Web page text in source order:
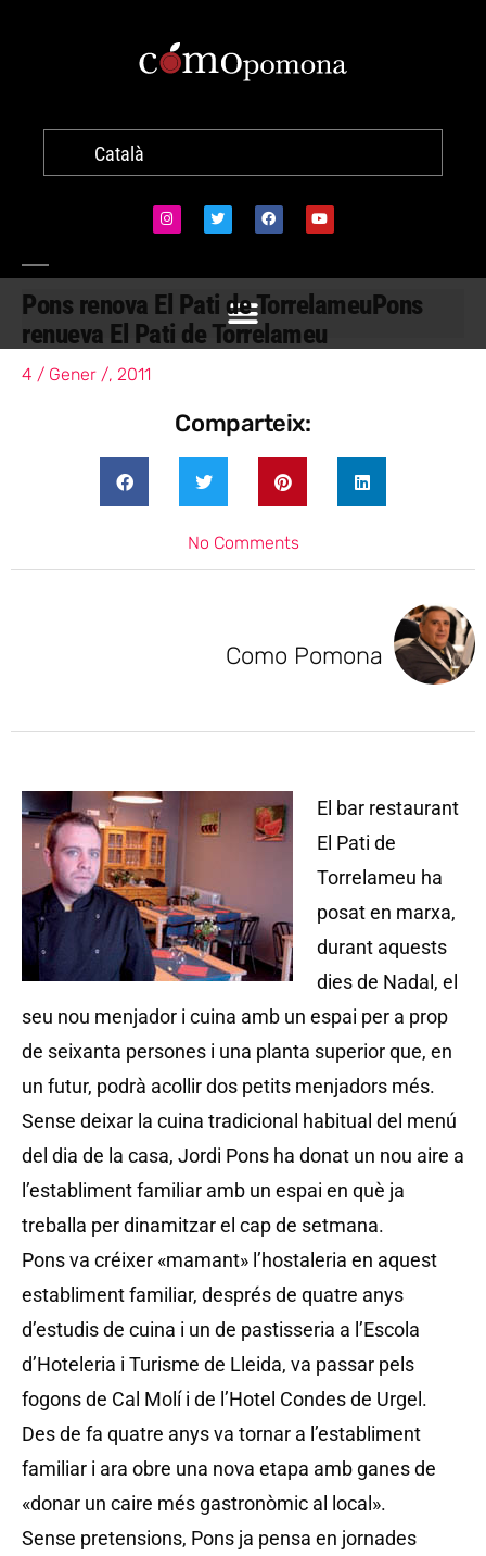
Català
Pons renova El Pati de TorrelameuPons
renueva El Pati de Torrelameu
4 / Gener /, 2011
Comparteix:
No Comments
Como Pomona
El bar restaurant
El Pati de
Torrelameu ha
posat en marxa,
durant aquests
dies de Nadal, el
seu nou menjador i cuina amb un espai per a prop
de seixanta persones i una planta superior que, en
un futur, podrà acollir dos petits menjadors més.
Sense deixar la cuina tradicional habitual del menú
del dia de la casa, Jordi Pons ha donat un nou aire a
l’establiment familiar amb un espai en què ja
treballa per dinamitzar el cap de setmana.
Pons va créixer «mamant» l’hostaleria en aquest
establiment familiar, després de quatre anys
d’estudis de cuina i un de pastisseria a l’Escola
d’Hoteleria i Turisme de Lleida, va passar pels
fogons de Cal Molí i de l’Hotel Condes de Urgel.
Des de fa quatre anys va tornar a l’establiment
familiar i ara obre una nova etapa amb ganes de
«donar un caire més gastronòmic al local».
Sense pretensions, Pons ja pensa en jornades